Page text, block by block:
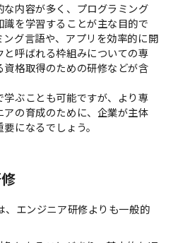
内容が多く、プログラミング
を学習することが主な目的で
グ言語や、アプリを効率的に開
呼ばれる枠組みについての専
格取得のための研修などが含
ぶことも可能ですが、より専
の育成のために、企業が主体
になるでしょう。
エンジニア研修よりも一般的